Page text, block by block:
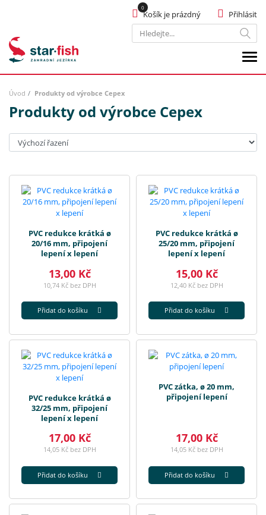
Hledat
Přihlásit
Košík je prázdný
Úvod Produkty od výrobce Cepex
Produkty od výrobce Cepex
Seřadit:
PVC redukce krátká ø
20/16 mm, připojení
lepení x lepení
13,00 Kč
10,74 Kč bez DPH
Přidat do košíku
PVC redukce krátká ø
25/20 mm, připojení
lepení x lepení
15,00 Kč
12,40 Kč bez DPH
Přidat do košíku
PVC redukce krátká ø
32/25 mm, připojení
lepení x lepení
17,00 Kč
14,05 Kč bez DPH
Přidat do košíku
PVC zátka, ø 20 mm,
připojení lepení
17,00 Kč
14,05 Kč bez DPH
Přidat do košíku